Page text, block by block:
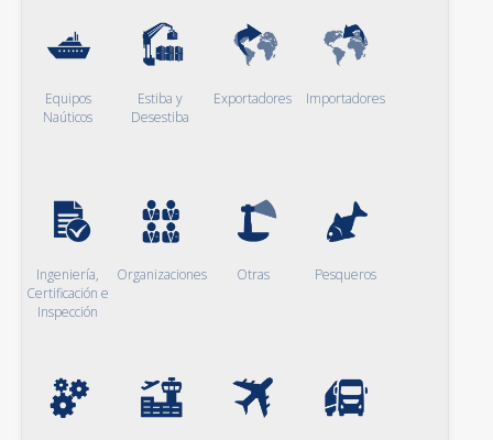
Equipos
Naúticos
Estiba y
Desestiba
Exportadores Importadores
Ingeniería,
Certificación e
Inspección
Organizaciones Otras Pesqueros